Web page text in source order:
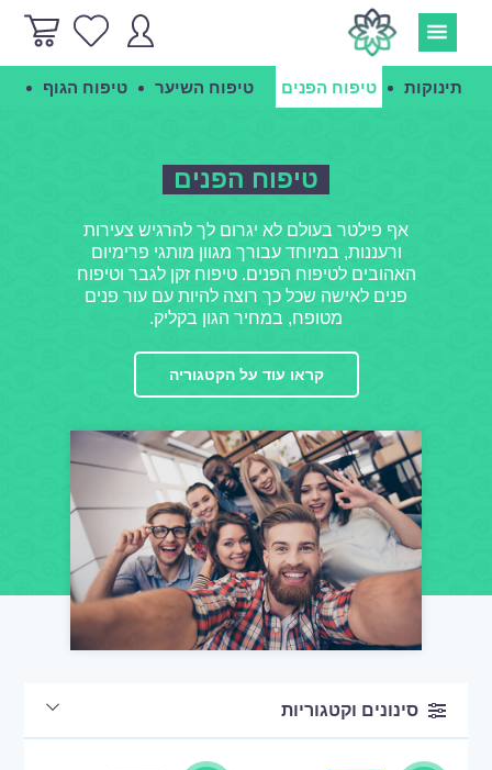
תינוקות טיפוח הפנים טיפוח השיער טיפוח הגוף
טיפוח הפנים
אף פילטר בעולם לא יגרום לך להרגיש צעירות
ורעננות, במיוחד עבורך מגוון מותגי פרימיום
האהובים לטיפוח הפנים. טיפוח זקן לגבר וטיפוח
פנים לאישה שכל כך רוצה להיות עם עור פנים
מטופח, במחיר הגון בקליק.
קראו עוד על הקטגוריה
סינונים וקטגוריות